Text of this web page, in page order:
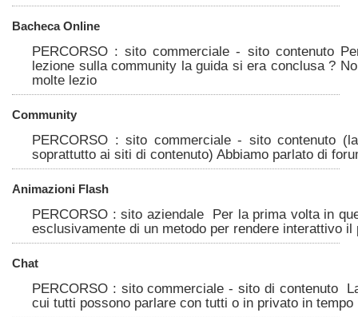
Bacheca Online
PERCORSO : sito commerciale - sito contenuto
lezione sulla community la guida si era conclusa ?
molte lezio
Community
PERCORSO : sito commerciale - sito contenuto
soprattutto ai siti di contenuto) Abbiamo parlato di
Animazioni Flash
PERCORSO : sito aziendale Per la prima volta in
esclusivamente di un metodo per rendere interattivo il
Chat
PERCORSO : sito commerciale - sito di contenuto
cui tutti possono parlare con tutti o in privato in tempo